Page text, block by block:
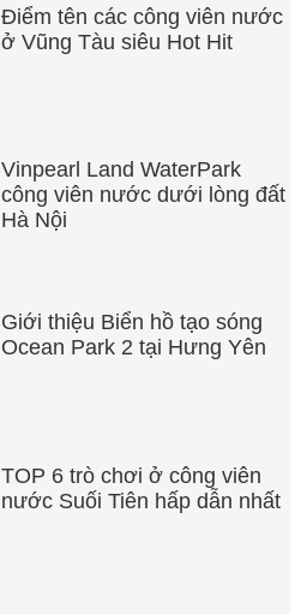
Điểm tên các công viên nước
ở Vũng Tàu siêu Hot Hit
Vinpearl Land WaterPark
công viên nước dưới lòng đất
Hà Nội
Giới thiệu Biển hồ tạo sóng
Ocean Park 2 tại Hưng Yên
TOP 6 trò chơi ở công viên
nước Suối Tiên hấp dẫn nhất